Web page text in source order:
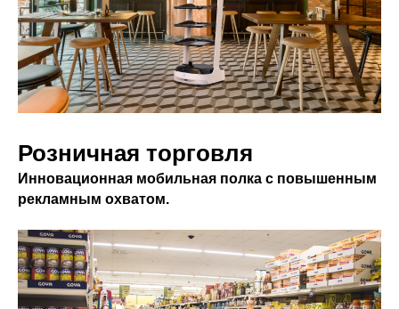
Розничная торговля
Инновационная мобильная полка с повышенным
рекламным охватом.